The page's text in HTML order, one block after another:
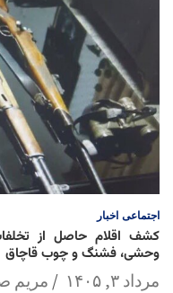
اجتماعی اخبار
کشف اقلام حاصل از
وحشی، فشنگ و چوب قاچاق
مرداد ۳, ۱۴۰۵ مریم